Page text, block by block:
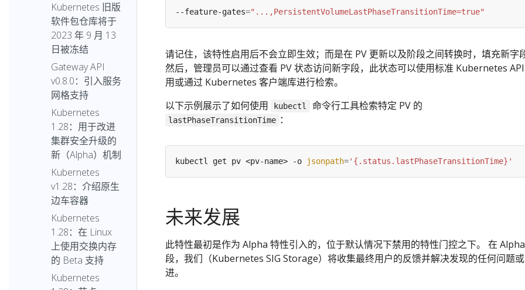
Kubernetes 旧版
软件包仓库将于
2023 年 9 月 13
日被冻结
Gateway API
v0.8.0：引入服务
网格支持
Kubernetes
1.28：用于改进
集群安全升级的
新（Alpha）机制
Kubernetes
v1.28：介绍原生
边车容器
Kubernetes
1.28：在 Linux
上使用交换内存
的 Beta 支持
Kubernetes
--feature-gates="...,PersistentVolumeLastPhaseTransitionTime=true"
请记住，该特性启用后不会立即生效；而是在 PV 更新以及阶段之间转换时，填充新字
然后，管理员可以通过查看 PV 状态访问新字段，此状态可以使用标准 Kubernetes
用或通过 Kubernetes 客户端库进行检索。
以下示例展示了如何使用
kubectl 命令行工具检索特定 PV 的
lastPhaseTransitionTime ：
kubectl get pv <pv-name> -o jsonpath='{.status.lastPhaseTransitionTime}'
未来发展
此特性最初是作为 Alpha 特性引入的，位于默认情况下禁用的特性门控之下。 在
段，我们（Kubernetes SIG Storage）将收集最终用户的反馈并解决发现的任何问题
进。